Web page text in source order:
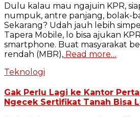
Dulu kalau mau ngajuin KPR,
numpuk, antre panjang, bolak-
Sekarang? Udah jauh lebih
Tapera Mobile, lo bisa ajukan
smartphone. Buat masyarakat
rendah (MBR), Read more…
Teknologi
Gak Perlu Lagi ke Kantor
Ngecek Sertifikat Tanah Bisa